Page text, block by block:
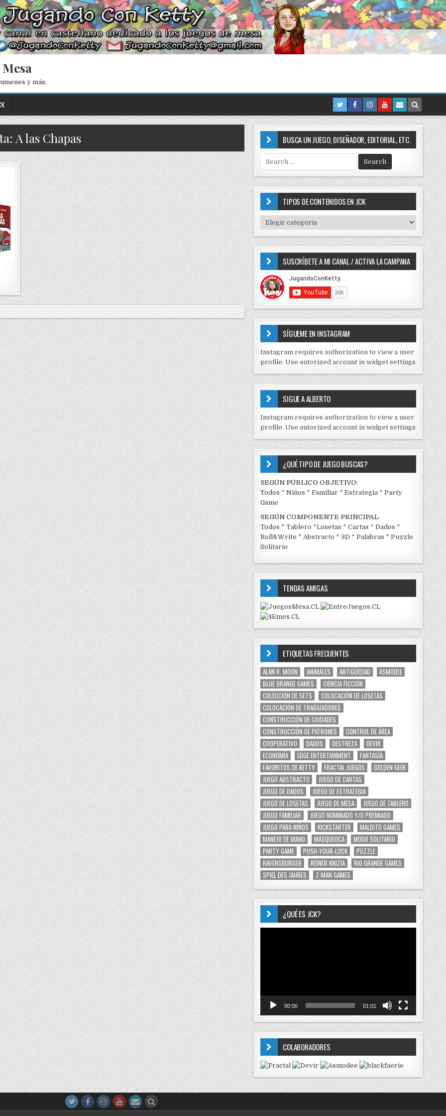
y más.
A las Chapas BUSCA UN JUEGO, DISEÑADOR, EDITORIAL, ETC.
e
a
r
o
r
:
TIPOS DE CONTENIDOS EN JCK
I
P
D
E
C
N
T
I
D
S
E
J
C
K
SUSCRÍBETE A MI CANAL / ACTIVA LA CAMPANA
SÍGUEME EN INSTAGRAM
Instagram requires authorization to view a user
profile. Use autorized account in widget settings
SIGUE A ALBERTO
Instagram requires authorization to view a user
profile. Use autorized account in widget settings
¿QUÉ TIPO DE JUEGO BUSCAS?
SEGÚN PÚBLICO OBJETIVO:
Todos *Niños *Familiar *Estrategia *Party
Game
SEGÚN COMPONENTE PRINCIPAL:
Todos *Tablero *Losetas *Cartas *Dados *
Roll&Write *Abstracto *3D *Palabras *Puzzle
Solitario
TENDAS AMIGAS
ETIQUETAS FRECUENTES
ALAN R. MOON ANIMALES ANTIGÜEDAD
ASMODEE
BLUE ORANGE GAMES
CIENCIA FICCIÓN
COLECCIÓN DE SETS
COLOCACIÓN DE LOSETAS
COLOCACIÓN DE TRABAJADORES
CONSTRUCCIÓN DE CIUDADES
CONSTRUCCIÓN DE PATRONES
CONTROL DE ÁREA
COOPERATIVO
DADOS DESTREZA
DEVIR
ECONOMÍA
EDGE ENTERTAINMENT
FANTASÍA
FAVORITOS DE KETTY
FRACTAL JUEGOS
GOLDEN GEEK
JUEGO ABSTRACTO
JUEGO DE CARTAS
JUEGO DE DADOS
JUEGO DE ESTRATEGIA
JUEGO DE LOSETAS
JUEGO DE MESA
JUEGO DE TABLERO
JUEGO FAMILIAR
JUEGO NOMINADO Y/O PREMIADO
JUEGO PARA NIÑOS
KICKSTARTER
MALDITO GAMES
MANEJO DE MANO
MASQUEOCA
MODO SOLITARIO
PARTY GAME
PUSH-YOUR-LUCK
PUZZLE
RAVENSBURGER
REINER KNIZIA
RIO GRANDE GAMES
SPIEL DES JAHRES
Z-MAN GAMES
¿QUÉ ES JCK?
00:00 01:01
COLABORADORES